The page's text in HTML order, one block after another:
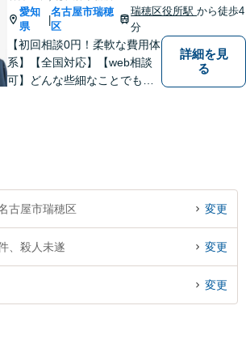
愛知
県
|
名古屋市瑞穂
区
瑞穂区役所駅から徒歩4
分
【初回相談0円！柔軟な費用体
系】【全国対応】【web相談
可】どんな些細なことでもお
詳細を見
る
古屋市瑞穂区 変更
、殺人未遂 変更
変更